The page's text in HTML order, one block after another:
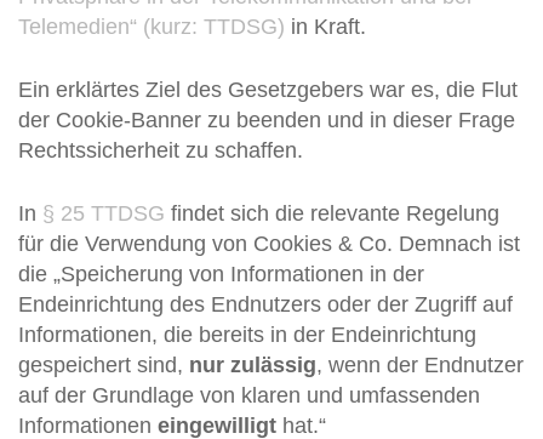
Telemedien“ (kurz: TTDSG) in Kraft.
Ein erklärtes Ziel des Gesetzgebers war es, die Flut
der Cookie-Banner zu beenden und in dieser Frage
Rechtssicherheit zu schaffen.
In § 25 TTDSG findet sich die relevante Regelung
für die Verwendung von Cookies & Co. Demnach ist
die „Speicherung von Informationen in der
Endeinrichtung des Endnutzers oder der Zugriff auf
Informationen, die bereits in der Endeinrichtung
gespeichert sind, nur zulässig, wenn der Endnutzer
auf der Grundlage von klaren und umfassenden
Informationen eingewilligt hat.“